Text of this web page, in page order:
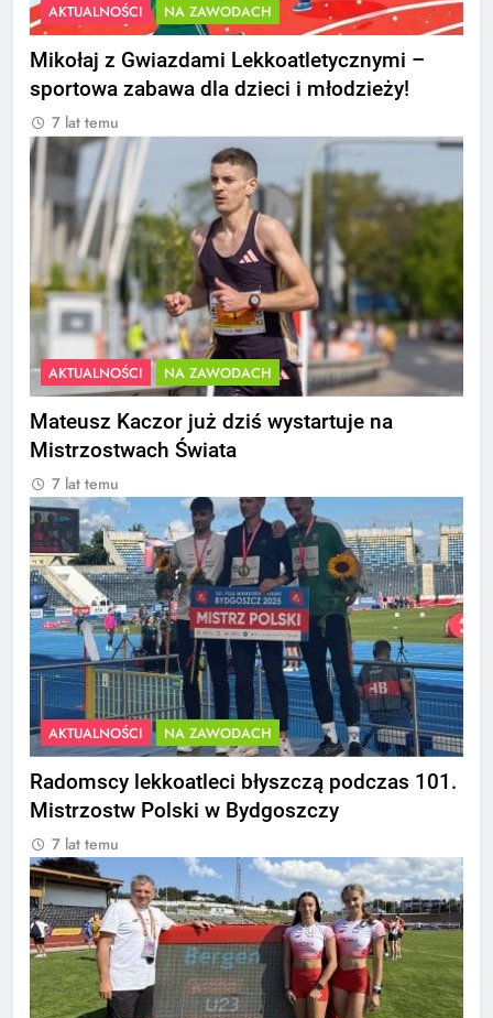
AKTUALNOŚCI NA ZAWODACH
Mikołaj z Gwiazdami Lekkoatletycznymi –
sportowa zabawa dla dzieci i młodzieży!
7 lat temu
AKTUALNOŚCI NA ZAWODACH
Mateusz Kaczor już dziś wystartuje na
Mistrzostwach Świata
7 lat temu
AKTUALNOŚCI NA ZAWODACH
Radomscy lekkoatleci błyszczą podczas 101.
Mistrzostw Polski w Bydgoszczy
7 lat temu